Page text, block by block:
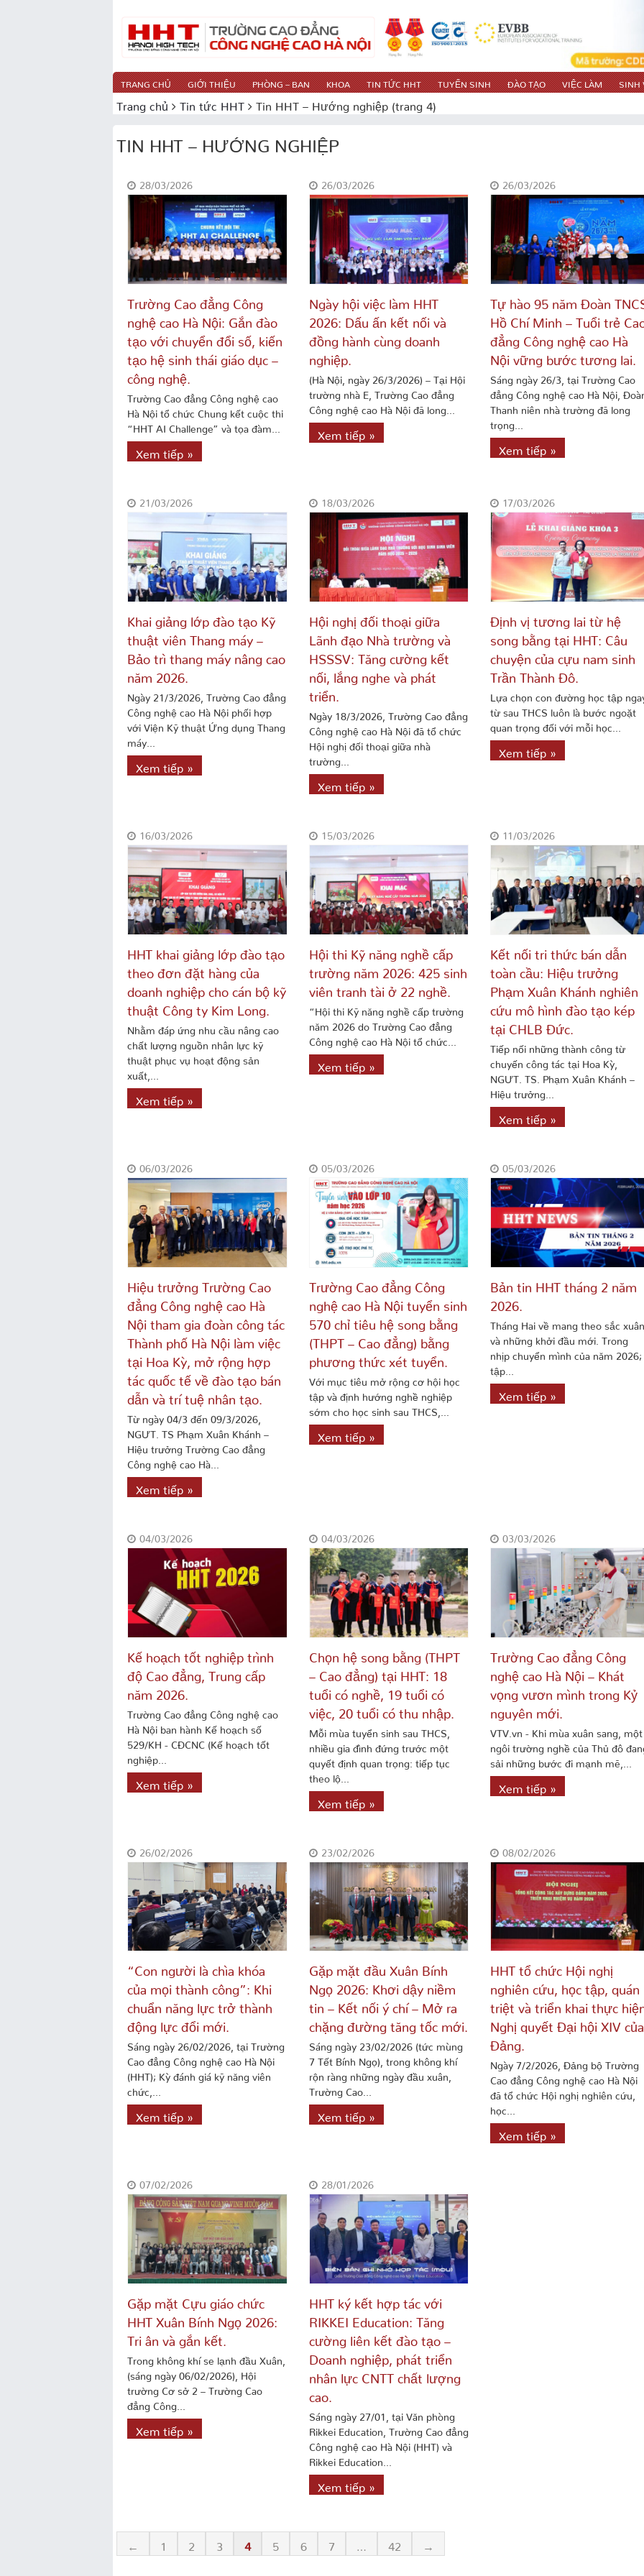
TRANG CHỦ GIỚI THIỆU PHÒNG – BAN KHOA TIN TỨC HHT TUYỂN SINH ĐÀO TẠO VIỆC LÀM SINH
Trang chủ Tin tức HHT Tin HHT – Hướng nghiệp (trang 4)
TIN HHT – HƯỚNG NGHIỆP
28/03/2026
Trường Cao đẳng Công
nghệ cao Hà Nội: Gắn đào
tạo với chuyển đổi số, kiến
tạo hệ sinh thái giáo dục –
công nghệ.
Trường Cao đẳng Công nghệ cao
Hà Nội tổ chức Chung kết cuộc thi
“HHT AI Challenge” và tọa đàm...
Xem tiếp »
26/03/2026
Ngày hội việc làm HHT
2026: Dấu ấn kết nối và
đồng hành cùng doanh
nghiệp.
(Hà Nội, ngày 26/3/2026) – Tại Hội
trường nhà E, Trường Cao đẳng
Công nghệ cao Hà Nội đã long...
Xem tiếp »
26/03/2026
Tự hào 95 năm Đoàn
Hồ Chí Minh – Tuổi trẻ
đẳng Công nghệ cao Hà
Nội vững bước tương lai.
Sáng ngày 26/3, tại Trường Cao
đẳng Công nghệ cao Hà Nội,
Thanh niên nhà trường đã long
trọng...
Xem tiếp »
21/03/2026
Khai giảng lớp đào tạo Kỹ
thuật viên Thang máy –
Bảo trì thang máy nâng cao
năm 2026.
Ngày 21/3/2026, Trường Cao đẳng
Công nghệ cao Hà Nội phối hợp
với Viện Kỹ thuật Ứng dụng Thang
máy...
Xem tiếp »
18/03/2026
Hội nghị đối thoại giữa
Lãnh đạo Nhà trường và
HSSSV: Tăng cường kết
nối, lắng nghe và phát
triển.
Ngày 18/3/2026, Trường Cao đẳng
Công nghệ cao Hà Nội đã tổ chức
Hội nghị đối thoại giữa nhà
trường...
Xem tiếp »
17/03/2026
Định vị tương lai từ hệ
song bằng tại HHT: Câu
chuyện của cựu nam sinh
Trần Thành Đô.
Lựa chọn con đường học tập
từ sau THCS luôn là bước ngoặt
quan trọng đối với mỗi học...
Xem tiếp »
16/03/2026
HHT khai giảng lớp đào tạo
theo đơn đặt hàng của
doanh nghiệp cho cán bộ kỹ
thuật Công ty Kim Long.
Nhằm đáp ứng nhu cầu nâng cao
chất lượng nguồn nhân lực kỹ
thuật phục vụ hoạt động sản
xuất,...
Xem tiếp »
15/03/2026
Hội thi Kỹ năng nghề cấp
trường năm 2026: 425 sinh
viên tranh tài ở 22 nghề.
“Hội thi Kỹ năng nghề cấp trường
năm 2026 do Trường Cao đẳng
Công nghệ cao Hà Nội tổ chức...
Xem tiếp »
11/03/2026
Kết nối tri thức bán dẫn
toàn cầu: Hiệu trưởng
Phạm Xuân Khánh nghiên
cứu mô hình đào tạo kép
tại CHLB Đức.
Tiếp nối những thành công từ
chuyến công tác tại Hoa Kỳ,
NGƯT. TS. Phạm Xuân Khánh –
Hiệu trưởng...
Xem tiếp »
06/03/2026
Hiệu trưởng Trường Cao
đẳng Công nghệ cao Hà
Nội tham gia đoàn công tác
Thành phố Hà Nội làm việc
tại Hoa Kỳ, mở rộng hợp
tác quốc tế về đào tạo bán
dẫn và trí tuệ nhân tạo.
Từ ngày 04/3 đến 09/3/2026,
NGƯT. TS Phạm Xuân Khánh –
Hiệu trưởng Trường Cao đẳng
Công nghệ cao Hà...
Xem tiếp »
05/03/2026
Trường Cao đẳng Công
nghệ cao Hà Nội tuyển sinh
570 chỉ tiêu hệ song bằng
(THPT – Cao đẳng) bằng
phương thức xét tuyển.
Với mục tiêu mở rộng cơ hội học
tập và định hướng nghề nghiệp
sớm cho học sinh sau THCS,...
Xem tiếp »
05/03/2026
Bản tin HHT tháng 2 năm
2026.
Tháng Hai về mang theo sắc xuân
và những khởi đầu mới. Trong
nhịp chuyển mình của năm 2026;
tập...
Xem tiếp »
04/03/2026
Kế hoạch tốt nghiệp trình
độ Cao đẳng, Trung cấp
năm 2026.
Trường Cao đẳng Công nghệ cao
Hà Nội ban hành Kế hoạch số
529/KH - CĐCNC (Kế hoạch tốt
nghiệp...
Xem tiếp »
04/03/2026
Chọn hệ song bằng (THPT
– Cao đẳng) tại HHT: 18
tuổi có nghề, 19 tuổi có
việc, 20 tuổi có thu nhập.
Mỗi mùa tuyển sinh sau THCS,
nhiều gia đình đứng trước một
quyết định quan trọng: tiếp tục
theo lộ...
Xem tiếp »
03/03/2026
Trường Cao đẳng Công
nghệ cao Hà Nội – Khát
vọng vươn mình trong Kỷ
nguyên mới.
VTV.vn - Khi mùa xuân sang, một
ngôi trường nghề của Thủ đô
sải những bước đi mạnh mẽ,...
Xem tiếp »
26/02/2026
“Con người là chìa khóa
của mọi thành công”: Khi
chuẩn năng lực trở thành
động lực đổi mới.
Sáng ngày 26/02/2026, tại Trường
Cao đẳng Công nghệ cao Hà Nội
(HHT); Kỳ đánh giá kỹ năng viên
chức,...
Xem tiếp »
23/02/2026
Gặp mặt đầu Xuân Bính
Ngọ 2026: Khơi dậy niềm
tin – Kết nối ý chí – Mở ra
chặng đường tăng tốc mới.
Sáng ngày 23/02/2026 (tức mùng
7 Tết Bính Ngọ), trong không khí
rộn ràng những ngày đầu xuân,
Trường Cao...
Xem tiếp »
08/02/2026
HHT tổ chức Hội nghị
nghiên cứu, học tập, quán
triệt và triển khai thực
Nghị quyết Đại hội XIV của
Đảng.
Ngày 7/2/2026, Đảng bộ Trường
Cao đẳng Công nghệ cao Hà Nội
đã tổ chức Hội nghị nghiên cứu,
học...
Xem tiếp »
07/02/2026
Gặp mặt Cựu giáo chức
HHT Xuân Bính Ngọ 2026:
Tri ân và gắn kết.
Trong không khí se lạnh đầu Xuân,
(sáng ngày 06/02/2026), Hội
trường Cơ sở 2 – Trường Cao
đẳng Công...
Xem tiếp »
28/01/2026
HHT ký kết hợp tác với
RIKKEI Education: Tăng
cường liên kết đào tạo –
Doanh nghiệp, phát triển
nhân lực CNTT chất lượng
cao.
Sáng ngày 27/01, tại Văn phòng
Rikkei Education, Trường Cao đẳng
Công nghệ cao Hà Nội (HHT) và
Rikkei Education...
Xem tiếp »
1 2 3 4 5 6 7 42